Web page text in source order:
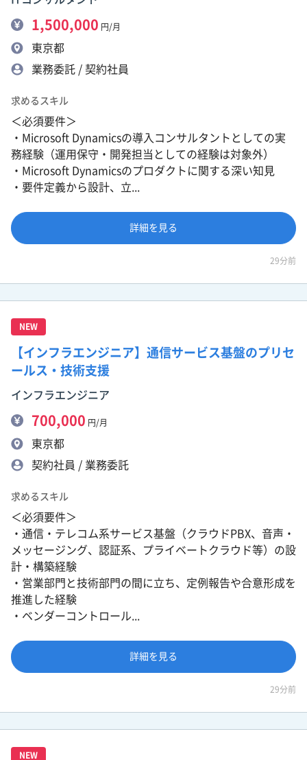
1,500,000 円/月
東京都
業務委託 / 契約社員
求めるスキル
＜必須要件＞
・Microsoft Dynamicsの導入コンサルタントとしての実
務経験（運用保守・開発担当としての経験は対象外）
・Microsoft Dynamicsのプロダクトに関する深い知見
・要件定義から設計、立...
詳細を見る
29分前
NEW
【インフラエンジニア】通信サービス基盤のプリセ
ールス・技術支援
インフラエンジニア
700,000 円/月
東京都
契約社員 / 業務委託
求めるスキル
＜必須要件＞
・通信・テレコム系サービス基盤（クラウドPBX、音声・
メッセージング、認証系、プライベートクラウド等）の設
計・構築経験
・営業部門と技術部門の間に立ち、定例報告や合意形成を
推進した経験
・ベンダーコントロール...
詳細を見る
29分前
NEW